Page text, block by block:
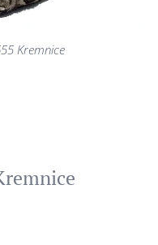
Kremnice
Kremnice